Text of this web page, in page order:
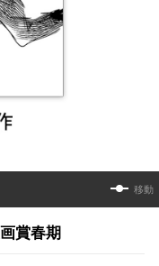
移動
賞春期